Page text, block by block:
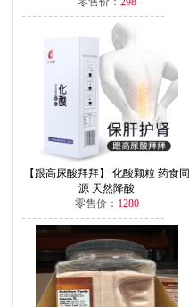
【跟高尿酸拜拜】 化酸颗粒 药食同
源 天然降酸
零售价： 1280